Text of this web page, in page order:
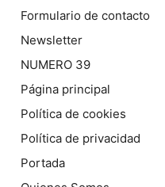
Formulario de contacto
Newsletter
NUMERO 39
Página principal
Política de cookies
Política de privacidad
Portada